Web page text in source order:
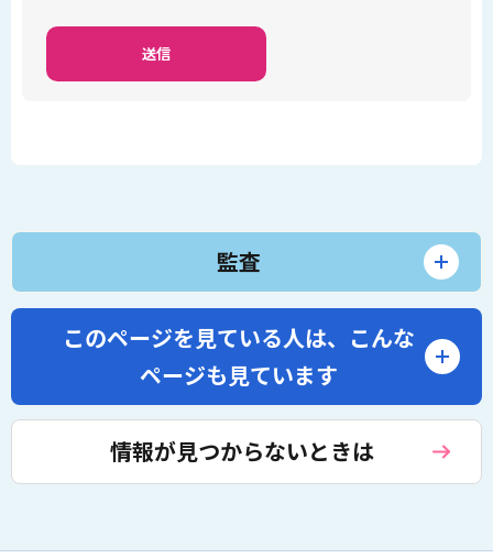
監査
このページを見ている人は、 こんな
ページも見ています
情報が見つからないときは